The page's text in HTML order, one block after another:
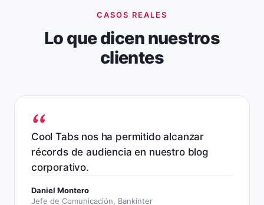
CASOS REALES
Lo que dicen nuestros
clientes
Cool Tabs nos ha permitido alcanzar
récords de audiencia en nuestro blog
corporativo.
Daniel Montero
Jefe de Comunicación, Bankinter